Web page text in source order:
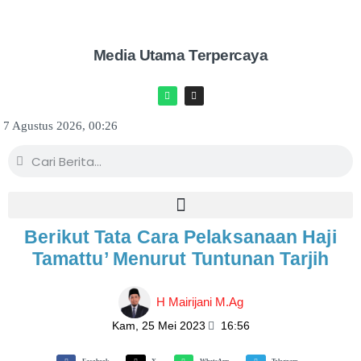
Media Utama Terpercaya
7 Agustus 2026, 00:26
Berikut Tata Cara Pelaksanaan Haji
Tamattu’ Menurut Tuntunan Tarjih
H Mairijani M.Ag
Kam, 25 Mei 2023 16:56